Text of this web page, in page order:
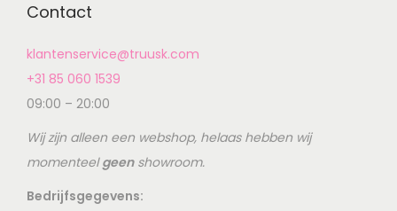
Contact
klantenservice@truusk.com
+31 85 060 1539
09:00 – 20:00
Wij zijn alleen een webshop, helaas hebben wij
momenteelgeenshowroom.
Bedrijfsgegevens: